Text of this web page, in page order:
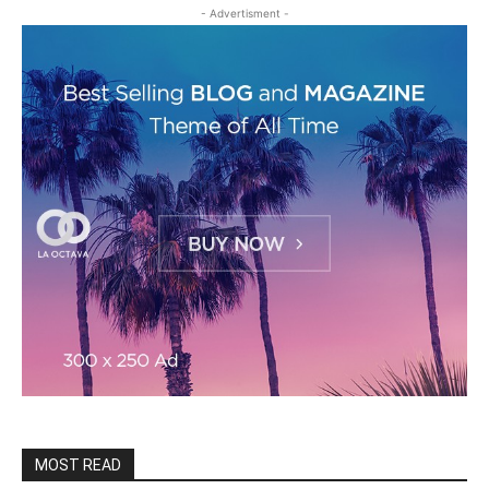
- Advertisment -
MOST READ